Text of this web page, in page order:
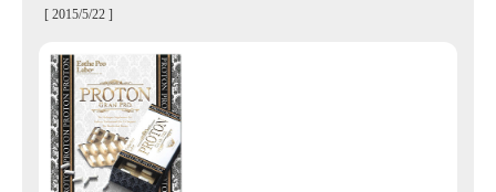
[ 2015/5/22 ]